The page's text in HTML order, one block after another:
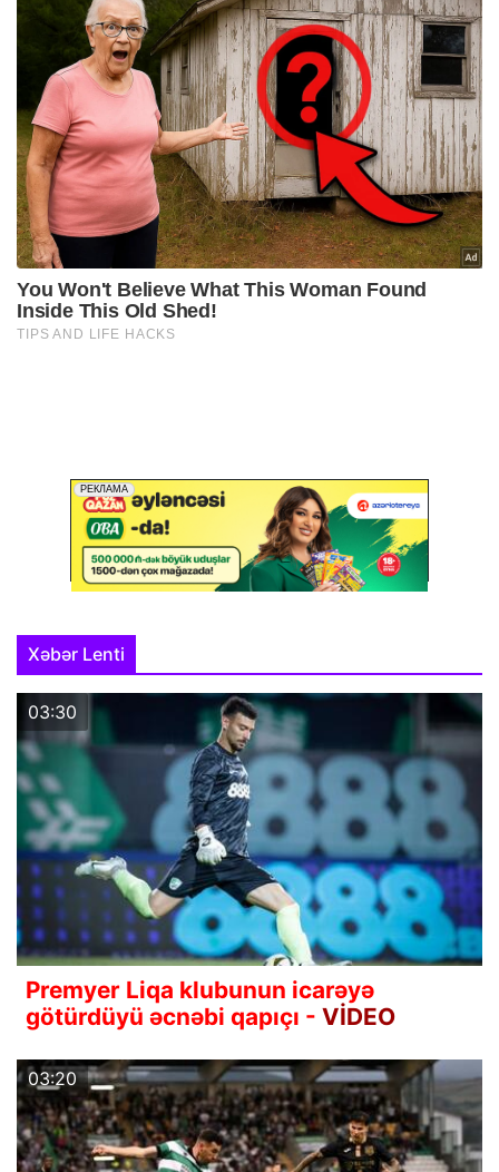
Xəbər Lenti
03:30
Premyer Liqa klubunun icarəyə
götürdüyü əcnəbi qapıçı - VİDEO
03:20